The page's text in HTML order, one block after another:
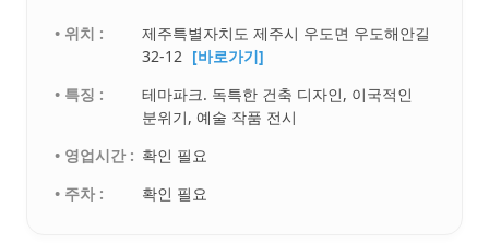
• 위치 :
제주특별자치도 제주시 우도면 우도해안길
32-12 [바로가기]
• 특징 :
테마파크. 독특한 건축 디자인, 이국적인
분위기, 예술 작품 전시
• 영업시간 : 확인 필요
• 주차 :
확인 필요